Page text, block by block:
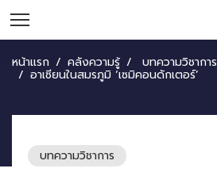
หน้าแรก คลังความรู้ บทความวิชาการ
อาเซียนในสมรภูมิ ‘เซมิคอนดักเตอร์’
บทความวิชาการ